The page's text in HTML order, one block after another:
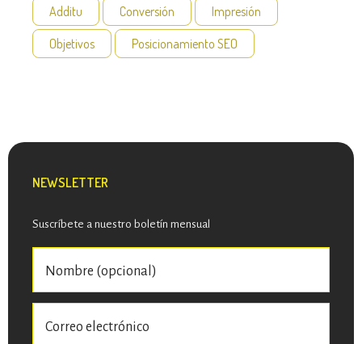
Additu Conversión
Impresión
Objetivos
Posicionamiento SEO
NEWSLETTER
Suscríbete a nuestro boletín mensual